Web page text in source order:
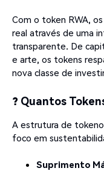
Com o token RWA,
real através de uma
transparente. De
e arte, os tokens
nova classe de
? Quantos
A estrutura de
foco em
Suprimento